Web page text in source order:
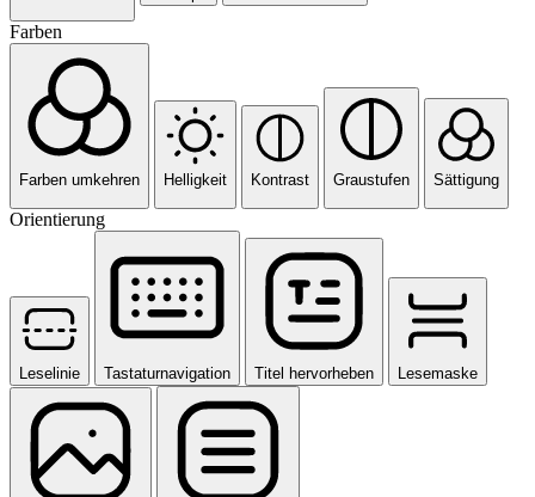
Farben
Farben umkehren Helligkeit Kontrast Graustufen Sättigung
Orientierung
Leselinie Tastaturnavigation Titel hervorheben Lesemaske